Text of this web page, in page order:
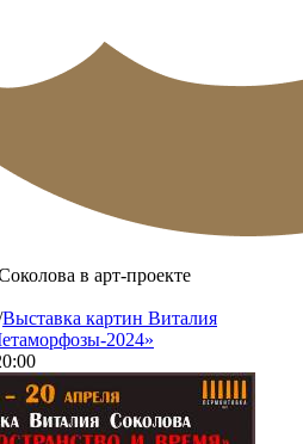
в арт-проекте
Выставка картин Виталия
2024»